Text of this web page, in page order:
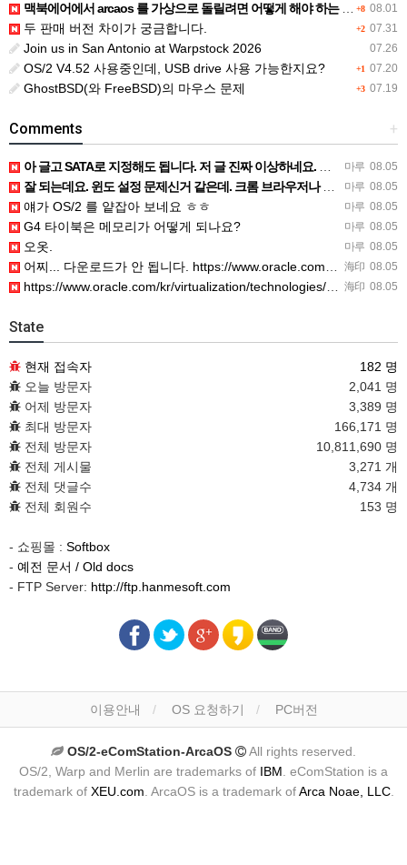
+8 08.01
맥북에어에서 arcaos 를 가상으로 돌릴려면 어떻게 해야 하는 지요?
+2 07.31
두 판매 버전 차이가 궁금합니다.
07.26
Join us in San Antonio at Warpstock 2026
+1 07.20
OS/2 V4.52 사용중인데, USB drive 사용 가능한지요?
+3 07.19
GhostBSD(와 FreeBSD)의 마우스 문제
+
Comments
마루 08.05
아 글고 SATA로 지정해도 됩니다. 저 글 진짜 이상하네요. 옛날꺼 퍼와서 그런거 같은데요.
마루 08.05
잘 되는데요. 윈도 설정 문제신거 같은데. 크롬 브라우저나 파폭으로 해 보세요
마루 08.05
얘가 OS/2 를 얕잡아 보네요 ㅎㅎ
마루 08.05
G4 타이북은 메모리가 어떻게 되나요?
마루 08.05
오옷.
海印 08.05
어찌... 다운로드가 안 됩니다. https://www.oracle.com/kr/virtualization/…
海印 08.05
https://www.oracle.com/kr/virtualization/technologies/vm/dow…
State
현재 접속자
182 명
오늘 방문자
2,041 명
어제 방문자
3,389 명
최대 방문자
166,171 명
전체 방문자
10,811,690 명
전체 게시물
3,271 개
전체 댓글수
4,734 개
전체 회원수
153 명
- 쇼핑몰 : Softbox
- 예전 문서 / Old docs
- FTP Server: http://ftp.hanmesoft.com
이용안내 OS 요청하기 PC버전
OS/2-eComStation-ArcaOS
All rights reserved.
OS/2, Warp and Merlin are trademarks of IBM . eComStation is a
trademark of XEU.com . ArcaOS is a trademark ofArca Noae, LLC.